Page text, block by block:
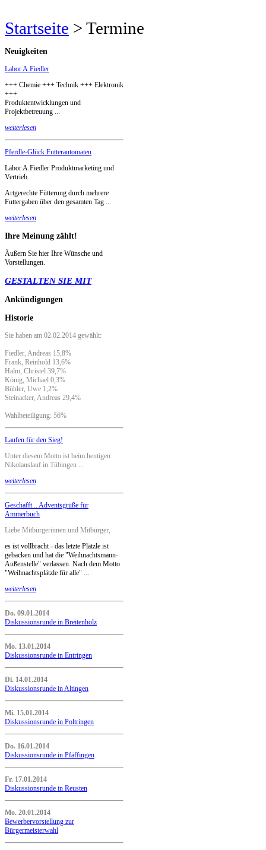
Startseite > Termine
Neuigkeiten
Labor A.Fiedler
+++ Chemie +++ Technik +++ Elektronik
+++
Produktentwicklungen und
Projektbetreuung ...
weiterlesen
Pferdle-Glück Futterautomaten
Labor A.Fiedler Produktmarketing und
Vertrieb
Artgerechte Fütterung durch mehrere
Futtergaben über den gesamten Tag ...
weiterlesen
Ihre Meinung zählt!
Äußern Sie hier Ihre Wünsche und
Vorstellungen.
GESTALTEN SIE MIT
Ankündigungen
Historie
Sie haben am 02.02.2014 gewählt:
Fiedler, Andreas 15,8%
Frank, Reinhold 13,6%
Halm, Christel 39,7%
König, Michael 0,3%
Bühler, Uwe 1,2%
Steinacker, Andreas 29,4%
Wahlbeteiligung: 56%
Laufen für den Sieg!
Unter diesem Motto ist beim heutigen
Nikolauslauf in Tübingen ...
weiterlesen
Geschafft... Adventsgrüße für
Ammerbuch
Liebe Mitbürgerinnen und Mitbürger,
es ist vollbracht - das letzte Plätzle ist
gebacken und hat die "Weihnachtsmann-
Außenstelle" verlassen. Nach dem Motto
"Weihnachtsplätzle für alle" ...
weiterlesen
Do. 09.01.2014
Diskussionsrunde in Breitenholz
Mo. 13.01.2014
Diskussionsrunde in Entringen
Di. 14.01.2014
Diskussionsrunde in Altingen
Mi. 15.01.2014
Diskussionsrunde in Poltringen
Do. 16.01.2014
Diskussionsrunde in Pfäffingen
Fr. 17.01.2014
Diskussionsrunde in Reusten
Mo. 20.01.2014
Bewerbervorstellung zur
Bürgermeisterwahl